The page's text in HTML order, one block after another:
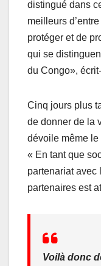
distingué dans
meilleurs
protéger et de
qui se
du Congo»,
Cinq jours plus
de donner de la
dévoile même le
« En tant que
partenariat avec
partenaires est
Voilà donc